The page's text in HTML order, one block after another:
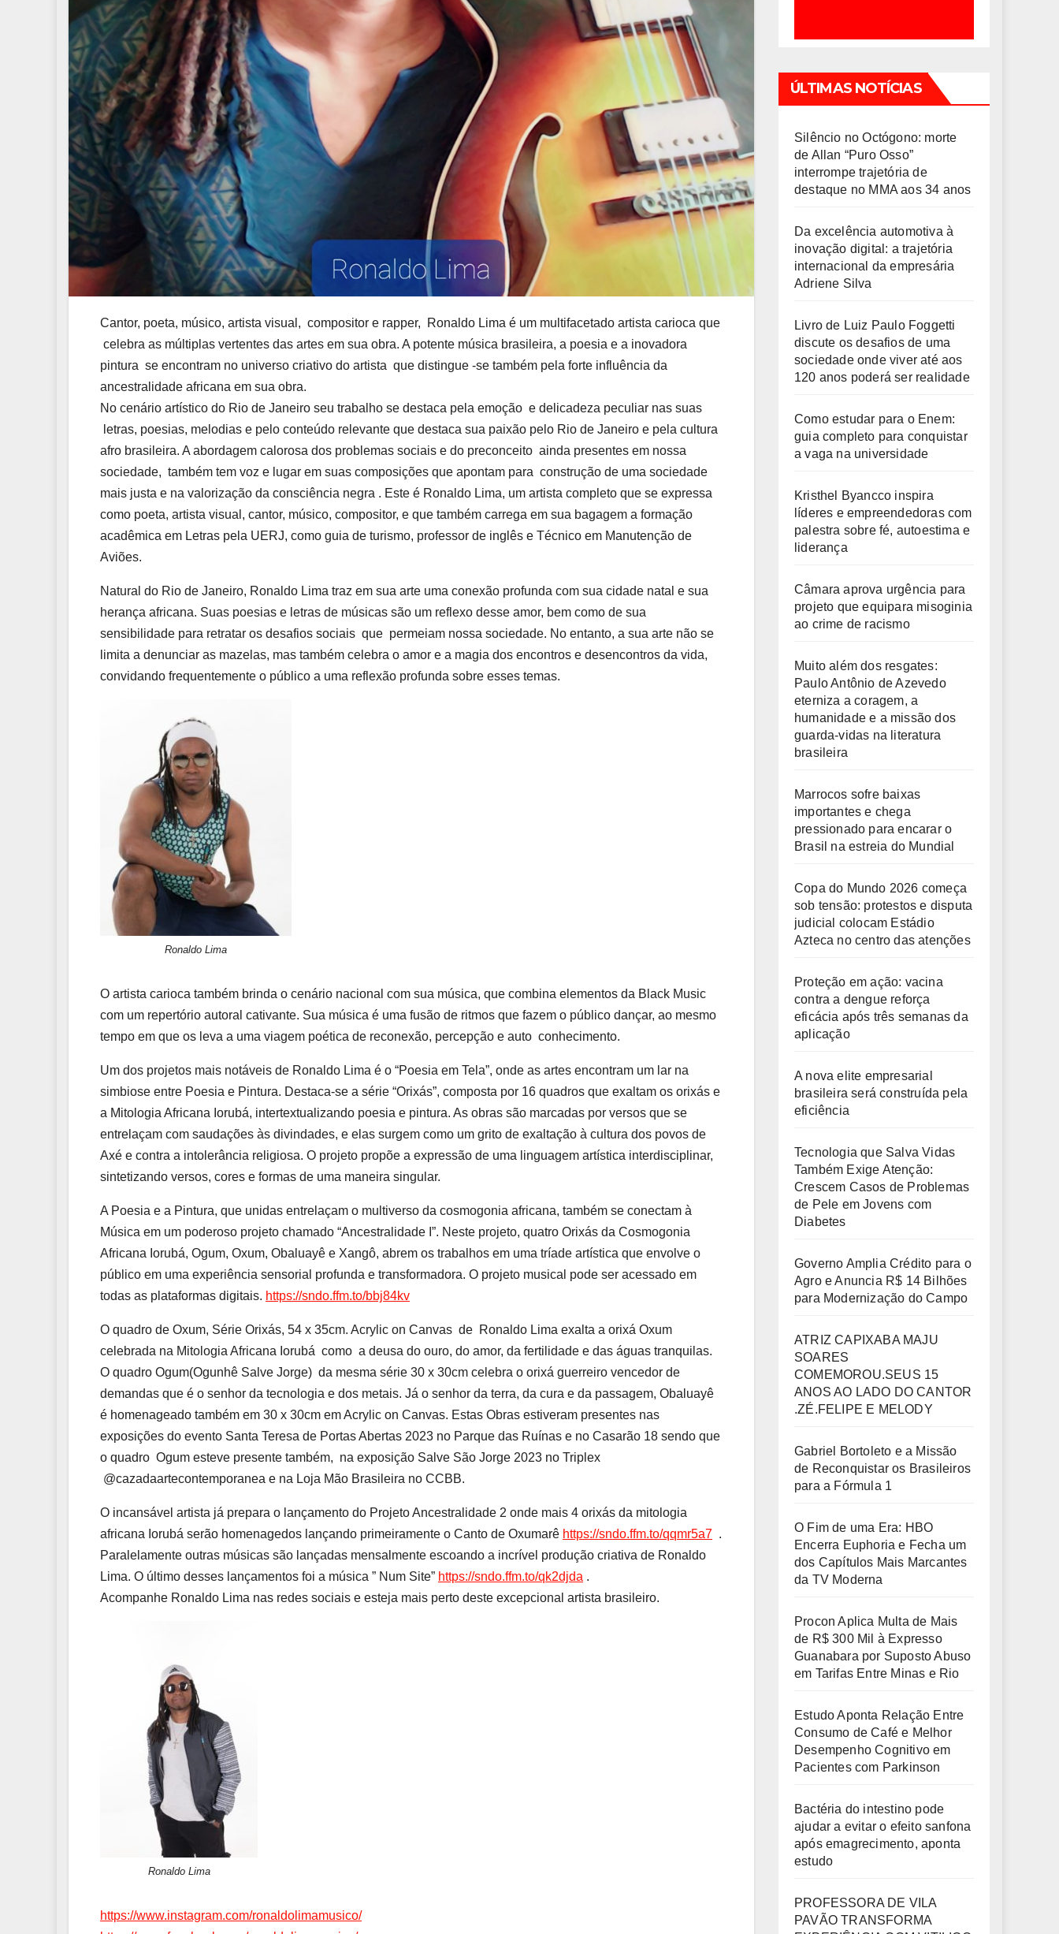
Cantor, poeta, músico, artista visual, compositor e rapper, Ronaldo Lima é um multifacetado artista carioca que
celebra as múltiplas vertentes das artes em sua obra. A potente música brasileira, a poesia e a inovadora
pintura se encontram no universo criativo do artista que distingue -se também pela forte influência da
ancestralidade africana em sua obra.
No cenário artístico do Rio de Janeiro seu trabalho se destaca pela emoção e delicadeza peculiar nas suas
letras, poesias, melodias e pelo conteúdo relevante que destaca sua paixão pelo Rio de Janeiro e pela cultura
afro brasileira. A abordagem calorosa dos problemas sociais e do preconceito ainda presentes em nossa
sociedade, também tem voz e lugar em suas composições que apontam para construção de uma sociedade
mais justa e na valorização da consciência negra . Este é Ronaldo Lima, um artista completo que se expressa
como poeta, artista visual, cantor, músico, compositor, e que também carrega em sua bagagem a formação
acadêmica em Letras pela UERJ, como guia de turismo, professor de inglês e Técnico em Manutenção de
Aviões.
Natural do Rio de Janeiro, Ronaldo Lima traz em sua arte uma conexão profunda com sua cidade natal e sua
herança africana. Suas poesias e letras de músicas são um reflexo desse amor, bem como de sua
sensibilidade para retratar os desafios sociais que permeiam nossa sociedade. No entanto, a sua arte não se
limita a denunciar as mazelas, mas também celebra o amor e a magia dos encontros e desencontros da vida,
convidando frequentemente o público a uma reflexão profunda sobre esses temas.
Ronaldo Lima
O artista carioca também brinda o cenário nacional com sua música, que combina elementos da Black Music
com um repertório autoral cativante. Sua música é uma fusão de ritmos que fazem o público dançar, ao mesmo
tempo em que os leva a uma viagem poética de reconexão, percepção e auto conhecimento.
Um dos projetos mais notáveis de Ronaldo Lima é o “Poesia em Tela”, onde as artes encontram um lar na
simbiose entre Poesia e Pintura. Destaca-se a série “Orixás”, composta por 16 quadros que exaltam os orixás e
a Mitologia Africana Iorubá, intertextualizando poesia e pintura. As obras são marcadas por versos que se
entrelaçam com saudações às divindades, e elas surgem como um grito de exaltação à cultura dos povos de
Axé e contra a intolerância religiosa. O projeto propõe a expressão de uma linguagem artística interdisciplinar,
sintetizando versos, cores e formas de uma maneira singular.
A Poesia e a Pintura, que unidas entrelaçam o multiverso da cosmogonia africana, também se conectam à
Música em um poderoso projeto chamado “Ancestralidade I”. Neste projeto, quatro Orixás da Cosmogonia
Africana Iorubá, Ogum, Oxum, Obaluayê e Xangô, abrem os trabalhos em uma tríade artística que envolve o
público em uma experiência sensorial profunda e transformadora. O projeto musical pode ser acessado em
todas as plataformas digitais. https://sndo.ffm.to/bbj84kv
O quadro de Oxum, Série Orixás, 54 x 35cm. Acrylic on Canvas de Ronaldo Lima exalta a orixá Oxum
celebrada na Mitologia Africana Iorubá como a deusa do ouro, do amor, da fertilidade e das águas tranquilas.
O quadro Ogum(Ogunhê Salve Jorge) da mesma série 30 x 30cm celebra o orixá guerreiro vencedor de
demandas que é o senhor da tecnologia e dos metais. Já o senhor da terra, da cura e da passagem, Obaluayê
é homenageado também em 30 x 30cm em Acrylic on Canvas. Estas Obras estiveram presentes nas
exposições do evento Santa Teresa de Portas Abertas 2023 no Parque das Ruínas e no Casarão 18 sendo que
o quadro Ogum esteve presente também, na exposição Salve São Jorge 2023 no Triplex
@cazadaartecontemporanea e na Loja Mão Brasileira no CCBB.
O incansável artista já prepara o lançamento do Projeto Ancestralidade 2 onde mais 4 orixás da mitologia
africana Iorubá serão homenagedos lançando primeiramente o Canto de Oxumarê https://sndo.ffm.to/qqmr5a7 .
Paralelamente outras músicas são lançadas mensalmente escoando a incrível produção criativa de Ronaldo
Lima. O último desses lançamentos foi a música ” Num Site” https://sndo.ffm.to/qk2djda .
Acompanhe Ronaldo Lima nas redes sociais e esteja mais perto deste excepcional artista brasileiro.
Ronaldo Lima
https://www.instagram.com/ronaldolimamusico/
ÚLTIMAS NOTÍCIAS
Silêncio no Octógono: morte
de Allan “Puro Osso”
interrompe trajetória de
destaque no MMA aos 34 anos
Da excelência automotiva à
inovação digital: a trajetória
internacional da empresária
Adriene Silva
Livro de Luiz Paulo Foggetti
discute os desafios de uma
sociedade onde viver até aos
120 anos poderá ser realidade
Como estudar para o Enem:
guia completo para conquistar
a vaga na universidade
Kristhel Byancco inspira
líderes e empreendedoras com
palestra sobre fé, autoestima e
liderança
Câmara aprova urgência para
projeto que equipara misoginia
ao crime de racismo
Muito além dos resgates:
Paulo Antônio de Azevedo
eterniza a coragem, a
humanidade e a missão dos
guarda-vidas na literatura
brasileira
Marrocos sofre baixas
importantes e chega
pressionado para encarar o
Brasil na estreia do Mundial
Copa do Mundo 2026 começa
sob tensão: protestos e disputa
judicial colocam Estádio
Azteca no centro das atenções
Proteção em ação: vacina
contra a dengue reforça
eficácia após três semanas da
aplicação
A nova elite empresarial
brasileira será construída pela
eficiência
Tecnologia que Salva Vidas
Também Exige Atenção:
Crescem Casos de Problemas
de Pele em Jovens com
Diabetes
Governo Amplia Crédito para o
Agro e Anuncia R$ 14 Bilhões
para Modernização do Campo
ATRIZ CAPIXABA MAJU
SOARES
COMEMOROU.SEUS 15
ANOS AO LADO DO CANTOR
.ZÉ.FELIPE E MELODY
Gabriel Bortoleto e a Missão
de Reconquistar os Brasileiros
para a Fórmula 1
O Fim de uma Era: HBO
Encerra Euphoria e Fecha um
dos Capítulos Mais Marcantes
da TV Moderna
Procon Aplica Multa de Mais
de R$ 300 Mil à Expresso
Guanabara por Suposto Abuso
em Tarifas Entre Minas e Rio
Estudo Aponta Relação Entre
Consumo de Café e Melhor
Desempenho Cognitivo em
Pacientes com Parkinson
Bactéria do intestino pode
ajudar a evitar o efeito sanfona
após emagrecimento, aponta
estudo
PROFESSORA DE VILA
PAVÃO TRANSFORMA